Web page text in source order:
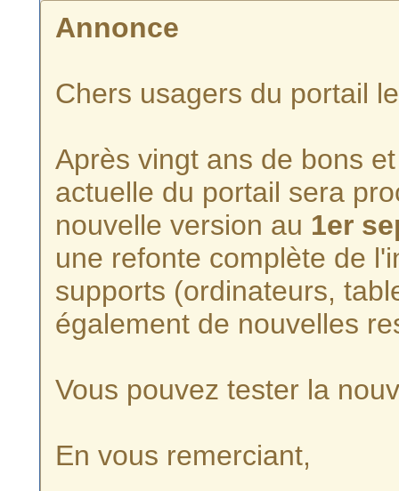
Annonce
Chers usagers du portail
Après vingt ans de bons
actuelle du portail sera
nouvelle version au 1er
une refonte complète de
supports (ordinateurs,
également de nouvelles
Vous pouvez tester la
En vous remerciant,